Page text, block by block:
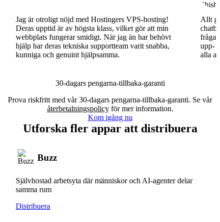
Jag är otroligt nöjd med Hostingers VPS-hosting!
Deras upptid är av högsta klass, vilket gör att min
webbplats fungerar smidigt. När jag än har behövt
hjälp har deras tekniska supportteam varit snabba,
kunniga och genuint hjälpsamma.
Allt
fråga.
upp-
alla
30-dagars pengarna-tillbaka-garanti
Prova riskfritt med vår 30-dagars pengarna-tillbaka-garanti. Se vår
återbetalningspolicyför mer information.
Kom igång nu
Utforska fler appar att distribuera
Buzz
Självhostad arbetsyta där människor och AI-agenter delar
samma rum
Distribuera